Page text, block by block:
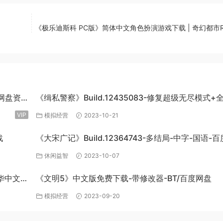
《极乐迪斯科 PC版》简体中文角色扮演游戏下载 | 奇幻都市
盘资
VIP
《缉私警察》Build.12435083-修复超级无尽模式+
DLC-官方中文-免费下载
模拟经营 2023-10-21
《大宋广记》Build.12364743-多结局-中字-国语-百
盘下载
休闲益智 2023-10-07
中文 《文明5》中文版免费下载-带修改器-BT/百度网盘
模拟经营 2023-09-20